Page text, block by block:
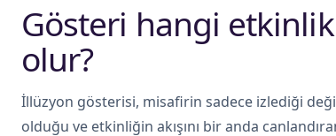
Gösteri hangi
olur?
İllüzyon gösterisi, misafirin sadece izlediği
olduğu ve etkinliğin akışını bir anda